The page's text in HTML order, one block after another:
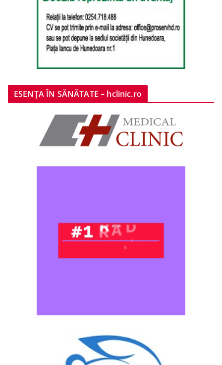
ESENȚA ÎN SĂNĂTATE – hclinic.ro